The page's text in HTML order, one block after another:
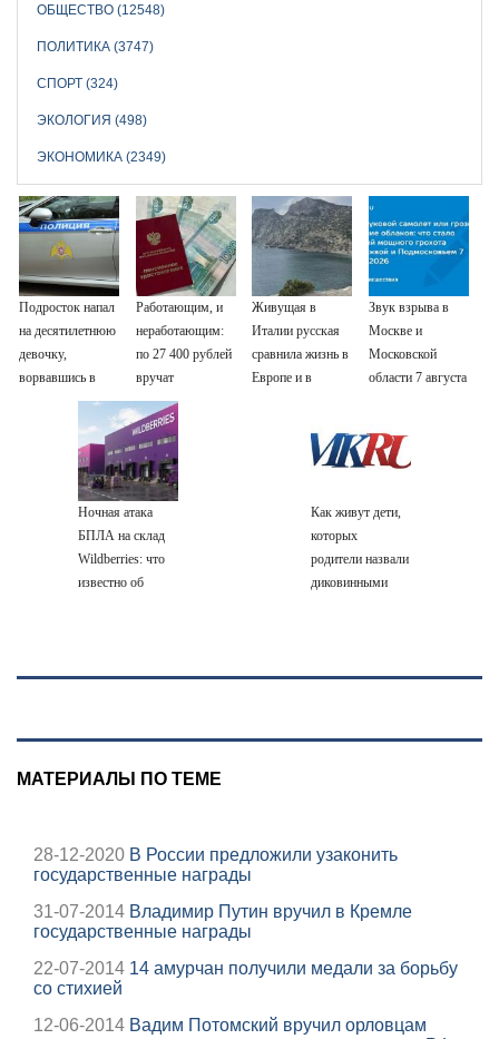
ОБЩЕСТВО (12548)
ПОЛИТИКА (3747)
СПОРТ (324)
ЭКОЛОГИЯ (498)
ЭКОНОМИКА (2349)
Подросток напал
на десятилетнюю
девочку,
ворвавшись в
Работающим, и
неработающим:
по 27 400 рублей
вручат
пенсионерам в
сентябре -
PrimaMedia.ru
Живущая в
Италии русская
сравнила жизнь в
Европе и в
Звук взрыва в
Москве и
Московской
области 7 августа
источник, откуда
был громкий
Ночная атака
БПЛА на склад
Wildberries: что
известно об
07/08/2026 –
Как живут дети,
которых
родители назвали
диковинными
МАТЕРИАЛЫ ПО ТЕМЕ
28-12-2020 В России предложили узаконить
государственные награды
31-07-2014 Владимир Путин вручил в Кремле
государственные награды
22-07-2014 14 амурчан получили медали за борьбу
со стихией
12-06-2014 Вадим Потомский вручил орловцам